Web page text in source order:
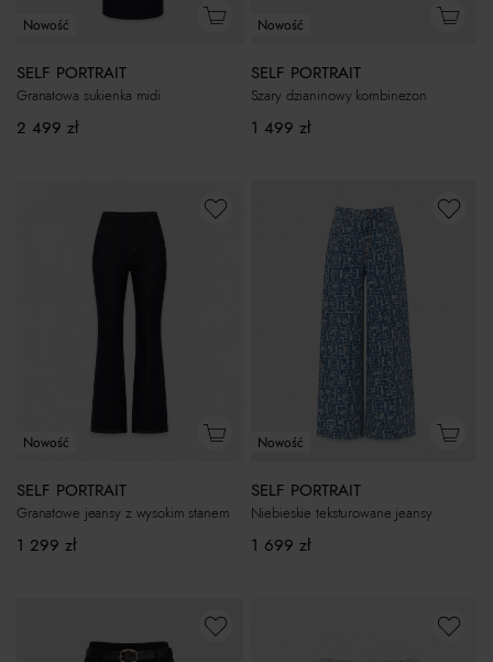
Nowość
SELF PORTRAIT
Granatowa sukienka midi
2 499 zł
Nowość
SELF PORTRAIT
Szary dzianinowy kombinezon
1 499 zł
Nowość
SELF PORTRAIT
Granatowe jeansy z wysokim stanem
1 299 zł
Nowość
SELF PORTRAIT
Niebieskie teksturowane jeansy
1 699 zł